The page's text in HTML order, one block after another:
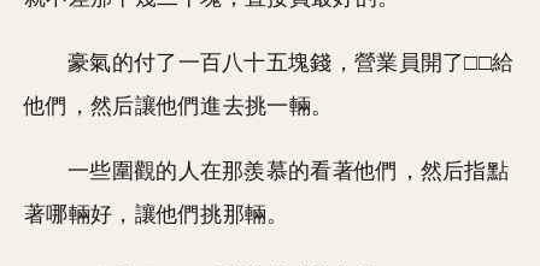
豪氣的付了一百八十五塊錢，營業員開了□□給
他們，然后讓他們進去挑一輛。
一些圍觀的人在那羨慕的看著他們，然后指點
著哪輛好，讓他們挑那輛。